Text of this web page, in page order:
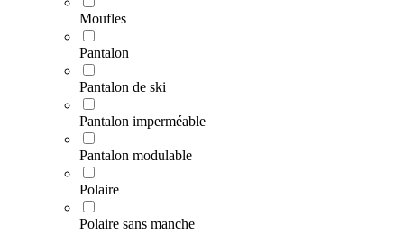
Moufles
Pantalon
Pantalon de ski
Pantalon imperméable
Pantalon modulable
Polaire
Polaire sans manche